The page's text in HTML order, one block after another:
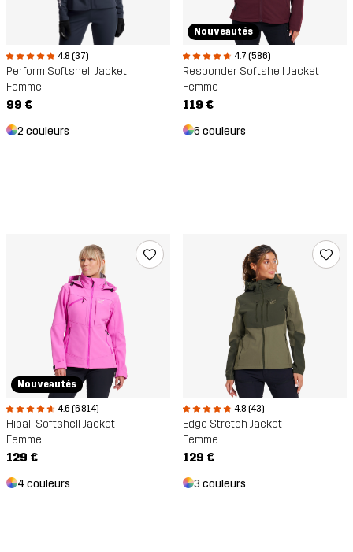
4.8 (37)
Perform Softshell Jacket
Femme
99 €
2 couleurs
Nouveautés
4.7 (586)
Responder Softshell Jacket
Femme
119 €
6 couleurs
Nouveautés
4.6 (6 814)
Hiball Softshell Jacket
Femme
129 €
4 couleurs
4.8 (43)
Edge Stretch Jacket
Femme
129 €
3 couleurs